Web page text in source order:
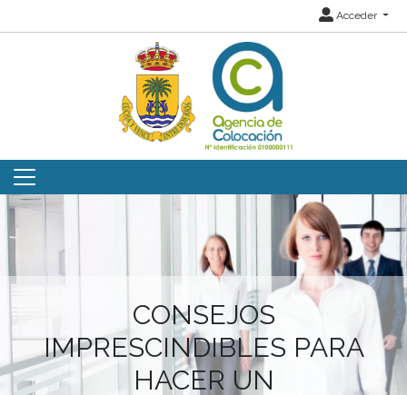
Acceder
CONSEJOS
IMPRESCINDIBLES PARA
HACER UN